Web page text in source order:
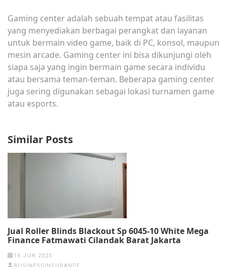
Gaming center adalah sebuah tempat atau fasilitas
yang menyediakan berbagai perangkat dan layanan
untuk bermain video game, baik di PC, konsol, maupun
mesin arcade. Gaming center ini bisa dikunjungi oleh
siapa saja yang ingin bermain game secara individu
atau bersama teman-teman. Beberapa gaming center
juga sering digunakan sebagai lokasi turnamen game
atau esports.
Similar Posts
Jual Roller Blinds Blackout Sp 6045-10 White Mega
Finance Fatmawati Cilandak Barat Jakarta
16 JUN 2025
BUSINESSINSURANCE